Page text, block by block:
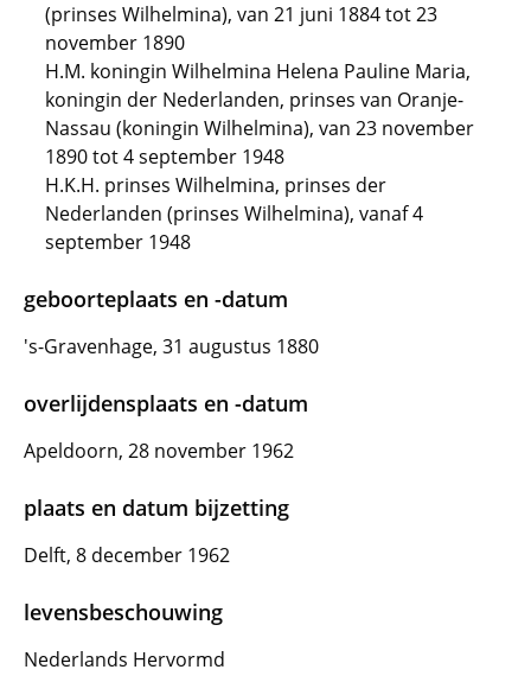
(prinses Wilhelmina), van 21 juni 1884 tot 23
november 1890
H.M. koningin Wilhelmina Helena Pauline Maria,
koningin der Nederlanden, prinses van Oranje-
Nassau (koningin Wilhelmina), van 23 november
1890 tot 4 september 1948
H.K.H. prinses Wilhelmina, prinses der
Nederlanden (prinses Wilhelmina), vanaf 4
september 1948
geboorteplaats en -datum
's-Gravenhage, 31 augustus 1880
overlijdensplaats en -datum
Apeldoorn, 28 november 1962
plaats en datum bijzetting
Delft, 8 december 1962
levensbeschouwing
Nederlands Hervormd